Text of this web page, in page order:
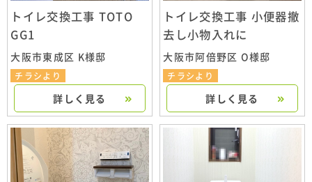
トイレ交換工事 TOTO
GG1
大阪市東成区 K様邸
チラシより
詳しく見る
トイレ交換工事 小便器撤
去し小物入れに
大阪市阿倍野区 O様邸
チラシより
詳しく見る